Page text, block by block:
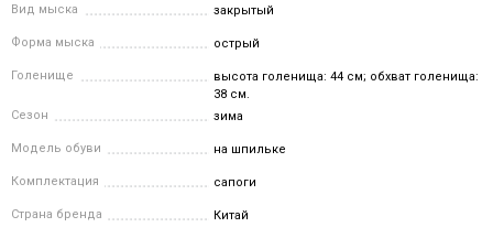
Вид мыска закрытый
Форма мыска острый
Голенище
высота голенища: 44 см; обхват голенища:
38 см.
Сезон
зима
Модель обуви на шпильке
Комплектация сапоги
Страна бренда Китай